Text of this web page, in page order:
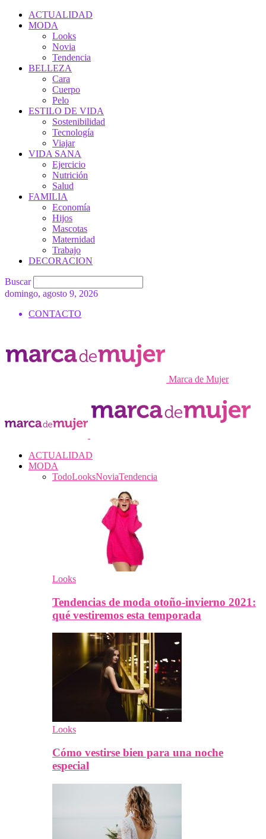
ACTUALIDAD
MODA
Looks
Novia
Tendencia
BELLEZA
Cara
Cuerpo
Pelo
ESTILO DE VIDA
Sostenibilidad
Tecnología
Viajar
VIDA SANA
Ejercicio
Nutrición
Salud
FAMILIA
Economía
Hijos
Mascotas
Maternidad
Trabajo
DECORACION
Buscar
domingo, agosto 9, 2026
CONTACTO
Marca de Mujer
ACTUALIDAD
MODA
TodoLooksNoviaTendencia
Looks
Tendencias de moda otoño-invierno 2021:
qué vestiremos esta temporada
Looks
Cómo vestirse bien para una noche
especial